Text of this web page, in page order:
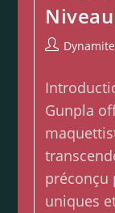
Gunpla
préconçu
uniques